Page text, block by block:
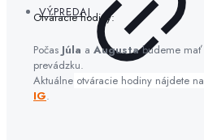
VÝPREDAJ
Otváracie hodiny:
Počas Júla a Augustabudeme mať
prevádzku.
Aktuálne otváracie hodiny nájdete
IG.